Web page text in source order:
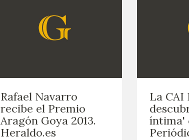
Rafael Navarro
recibe el Premio
Aragón Goya 2013.
Heraldo.es
La CAI
íntima'